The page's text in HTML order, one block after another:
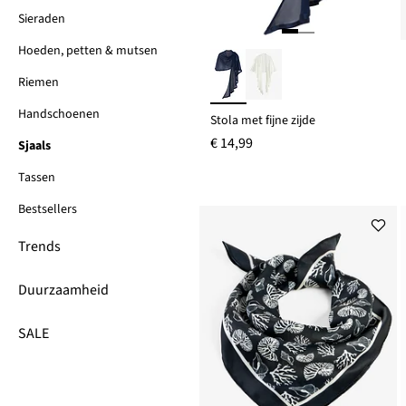
Sieraden
Hoeden, petten & mutsen
Riemen
Handschoenen
Sjaals
Tassen
Bestsellers
Trends
Duurzaamheid
SALE
Stola met fijne zijde
€ 14,99